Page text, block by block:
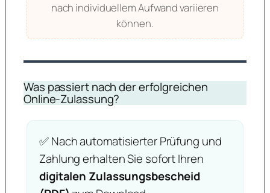
nach individuellem Aufwand variieren
können.
Was passiert nach der erfolgreichen
Online-Zulassung?
✅ Nach automatisierter Prüfung und
Zahlung erhalten Sie sofort Ihren
digitalen Zulassungsbescheid